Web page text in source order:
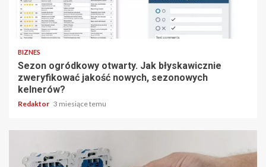
4 min odczytu
BIZNES
Sezon ogródkowy otwarty. Jak błyskawicznie
zweryfikować jakość nowych, sezonowych
kelnerów?
Redaktor 3 miesiące temu